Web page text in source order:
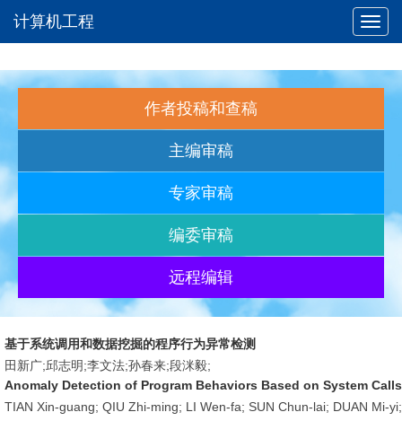
计算机工程
作者投稿和查稿
主编审稿
专家审稿
编委审稿
远程编辑
基于系统调用和数据挖掘的程序行为异常检测
田新广;邱志明;李文法;孙春来;段洣毅;
Anomaly Detection of Program Behaviors Based on System
TIAN Xin-guang; QIU Zhi-ming; LI Wen-fa; SUN Chun-lai; DUAN Mi-yi;